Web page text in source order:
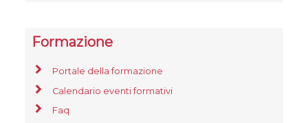
Formazione
Portale della formazione
Calendario eventi formativi
Faq